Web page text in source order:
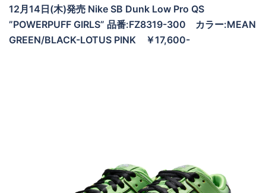
12月14日(木)発売 Nike SB Dunk Low Pro QS
”POWERPUFF GIRLS” 品番:FZ8319-300 カラー:MEAN
GREEN/BLACK-LOTUS PINK ￥17,600-